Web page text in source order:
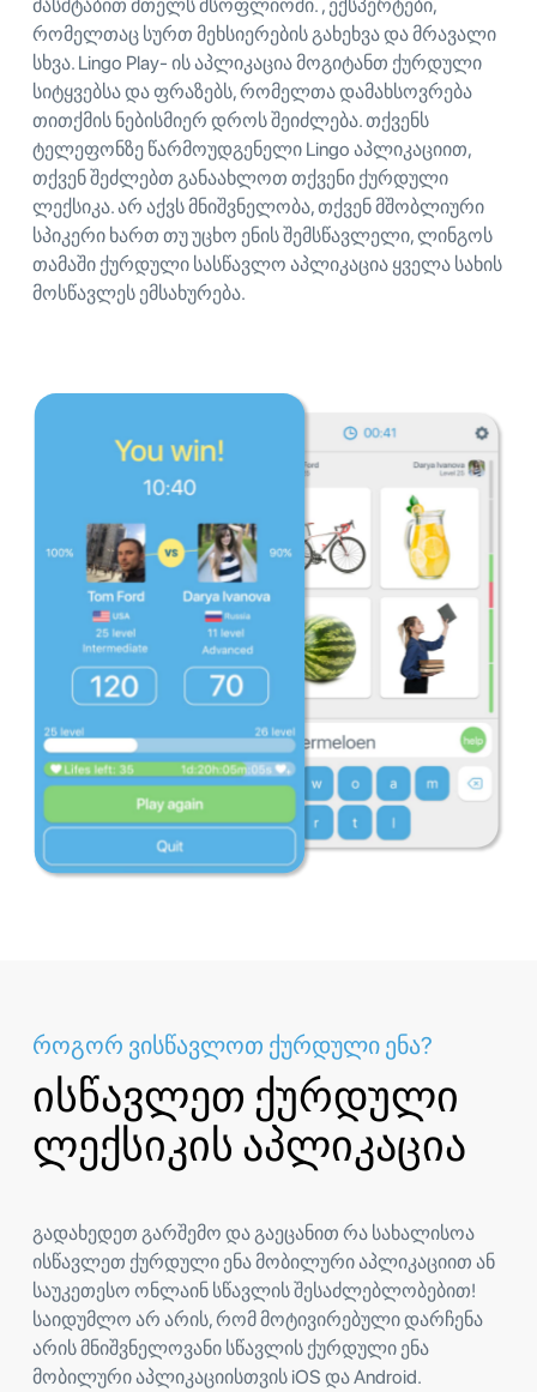
მასშტაბით მთელს მსოფლიოში. , ექსპერტები,
რომელთაც სურთ მეხსიერების გახეხვა და მრავალი
სხვა. Lingo Play- ის აპლიკაცია მოგიტანთ ქურდული
სიტყვებსა და ფრაზებს, რომელთა დამახსოვრება
თითქმის ნებისმიერ დროს შეიძლება. თქვენს
ტელეფონზე წარმოუდგენელი Lingo აპლიკაციით,
თქვენ შეძლებთ განაახლოთ თქვენი ქურდული
ლექსიკა. არ აქვს მნიშვნელობა, თქვენ მშობლიური
სპიკერი ხართ თუ უცხო ენის შემსწავლელი, ლინგოს
თამაში ქურდული სასწავლო აპლიკაცია ყველა სახის
მოსწავლეს ემსახურება.
როგორ ვისწავლოთ ქურდული ენა?
ისწავლეთ ქურდული
ლექსიკის აპლიკაცია
გადახედეთ გარშემო და გაეცანით რა სახალისოა
ისწავლეთ ქურდული ენა მობილური აპლიკაციით ან
საუკეთესო ონლაინ სწავლის შესაძლებლობებით!
საიდუმლო არ არის, რომ მოტივირებული დარჩენა
არის მნიშვნელოვანი სწავლის ქურდული ენა
მობილური აპლიკაციისთვის iOS და Android.